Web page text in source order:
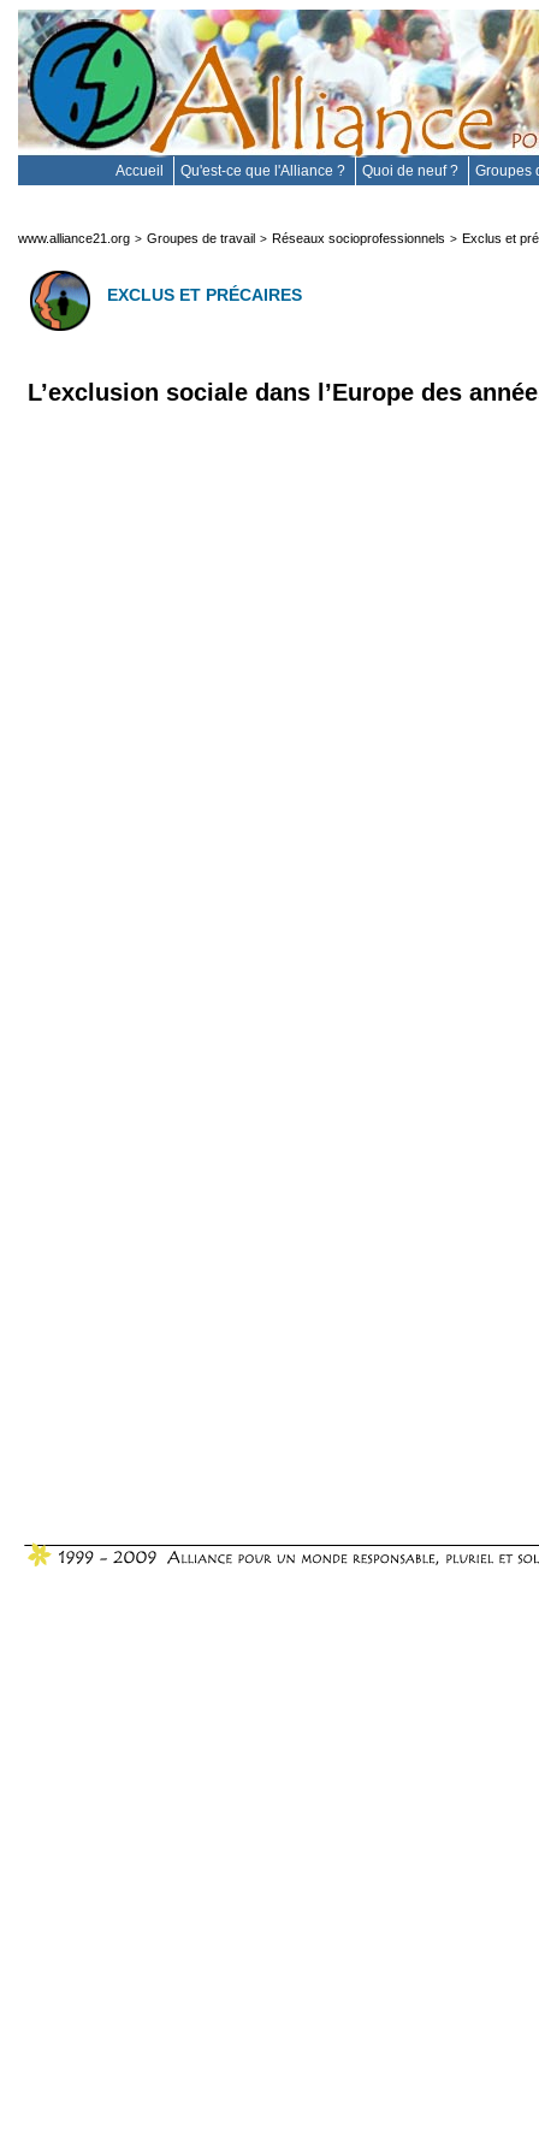
Accueil Qu'est-ce que l'Alliance ? Quoi de neuf ? Groupes
www.alliance21.org > Groupes de travail > Réseaux socioprofessionnels > Exclus et
EXCLUS ET PRÉCAIRES
L’exclusion sociale dans l’Europe des